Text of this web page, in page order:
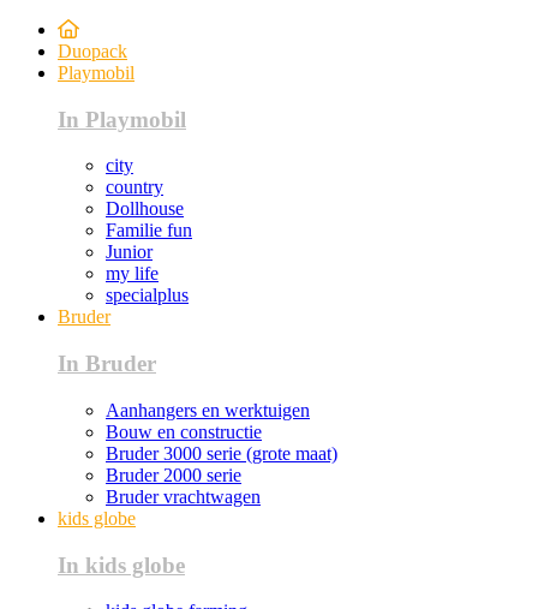
Duopack
Playmobil
In Playmobil
city
country
Dollhouse
Familie fun
Junior
my life
specialplus
Bruder
In Bruder
Aanhangers en werktuigen
Bouw en constructie
Bruder 3000 serie (grote maat)
Bruder 2000 serie
Bruder vrachtwagen
kids globe
In kids globe